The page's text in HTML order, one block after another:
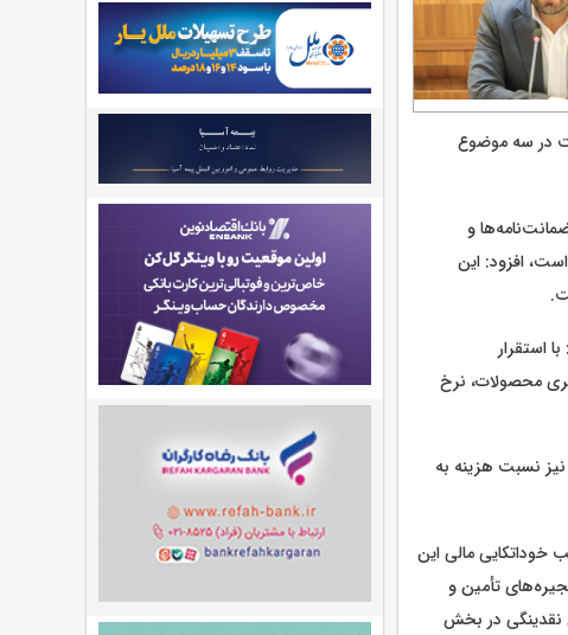
به نرخ ۱.۴۵ درصد حاصل موفقیت در سه موضوع
و
افزود: این
استقرار
محصولات، نرخ
نیز نسبت هزینه به
خوداتکایی مالی این
تأمین و
نقدینگی در بخش